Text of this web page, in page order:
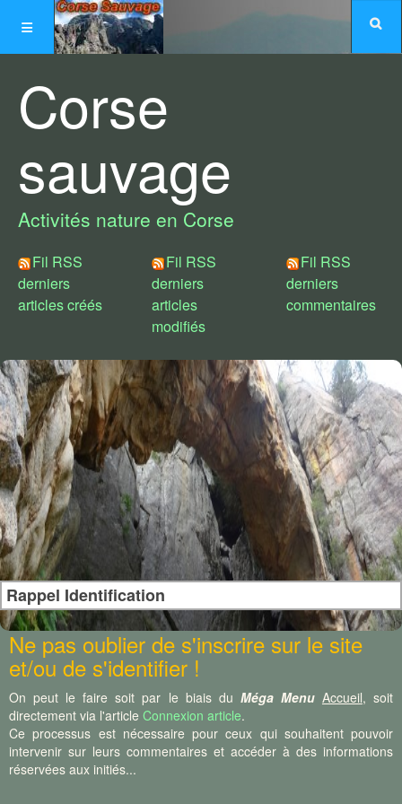
Corse
sauvage
Activités nature en Corse
Fil RSS
derniers
articles créés
Fil RSS
derniers
articles
modifiés
Fil RSS
derniers
commentaires
Choix de styles :
Rappel Identification
Ne pas oublier de s'inscrire sur le site
et/ou de s'identifier !
On peut le faire soit par le biais du Méga Menu Accueil, soit
directement via l'article Connexion article.
Ce processus est nécessaire pour ceux qui souhaitent pouvoir
intervenir sur leurs commentaires et accéder à des informations
réservées aux initiés...